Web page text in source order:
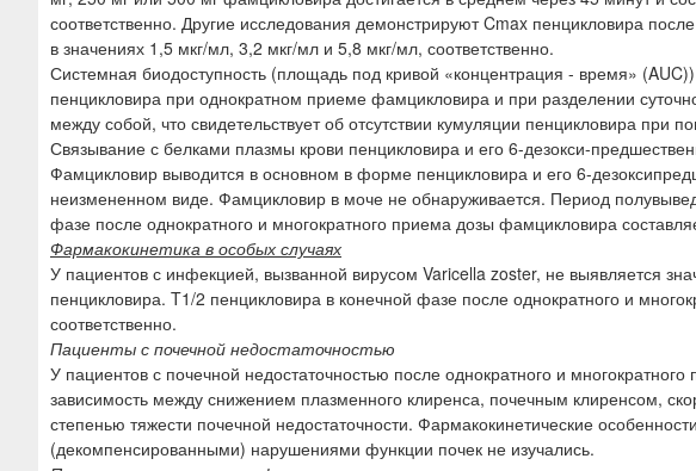
соответственно. Другие исследования демонстрируют Cmax пенцикловира
в значениях 1,5 мкг/мл, 3,2 мкг/мл и 5,8 мкг/мл, соответственно.
Системная биодоступность (площадь под кривой «концентрация - время»
пенцикловира при однократном приеме фамцикловира и при разделении
между собой, что свидетельствует об отсутствии кумуляции пенцикловира при
Связывание с белками плазмы крови пенцикловира и его 6-дезокси-
Фамцикловир выводится в основном в форме пенцикловира и его 6-
неизмененном виде. Фамцикловир в моче не обнаруживается. Период
фазе после однократного и многократного приема дозы фамцикловира
Фармакокинетика в особых случаях
У пациентов с инфекцией, вызванной вирусом Varicella zoster, не выявляется
пенцикловира. T1/2 пенцикловира в конечной фазе после однократного и
соответственно.
Пациенты с почечной недостаточностью
У пациентов с почечной недостаточностью после однократного и
зависимость между снижением плазменного клиренса, почечным клиренсом,
степенью тяжести почечной недостаточности. Фармакокинетические
(декомпенсированными) нарушениями функции почек не изучались.